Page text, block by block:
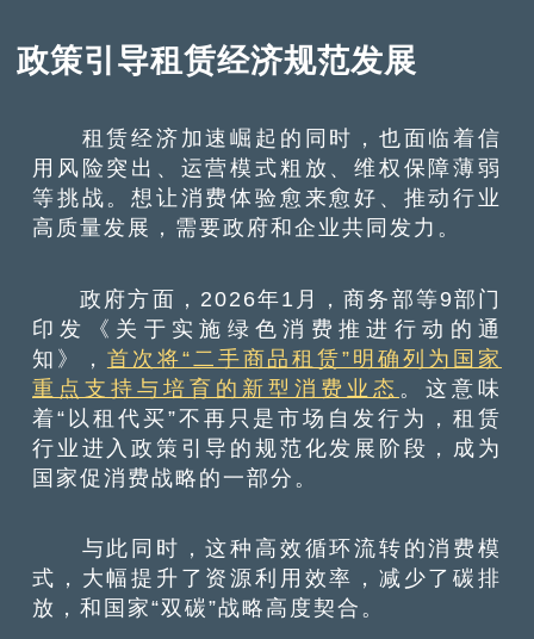
政策引导租赁经济规范发展
租赁经济加速崛起的同时，也面临着信
用风险突出、运营模式粗放、维权保障薄弱
等挑战。想让消费体验愈来愈好、推动行业
高质量发展，需要政府和企业共同发力。
政府方面，2026年1月，商务部等9部门
印发《关于实施绿色消费推进行动的通
知》， 首次将“二手商品租赁”明确列为国家
重点支持与培育的新型消费业态 。这意味
着“以租代买”不再只是市场自发行为，租赁
行业进入政策引导的规范化发展阶段，成为
国家促消费战略的一部分。
与此同时，这种高效循环流转的消费模
式，大幅提升了资源利用效率，减少了碳排
放，和国家“双碳”战略高度契合。